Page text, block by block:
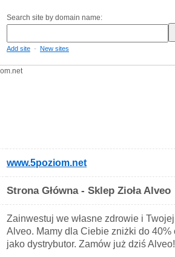
Search site by domain name:
Add site - New sites
www.5poziom.net
Strona Główna - Sklep Zioła Alveo
Zainwestuj we własne zdrowie i
Alveo. Mamy dla Ciebie zniżki do
jako dystrybutor. Zamów już dziś